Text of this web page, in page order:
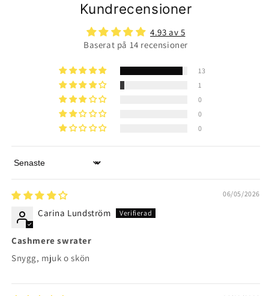
Kundrecensioner
4.93 av 5
Baserat på 14 recensioner
13
1
0
0
0
Sort by
06/05/2026
Carina Lundström
Cashmere swrater
Snygg, mjuk o skön